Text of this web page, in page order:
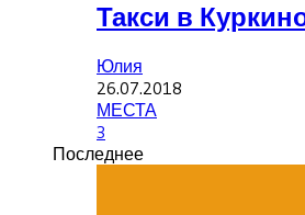
Такси в
Юлия
26.07.2018
МЕСТА
3
Последнее